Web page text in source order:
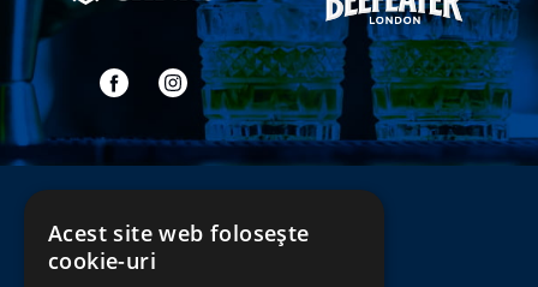
Acest site web folosește
cookie-uri